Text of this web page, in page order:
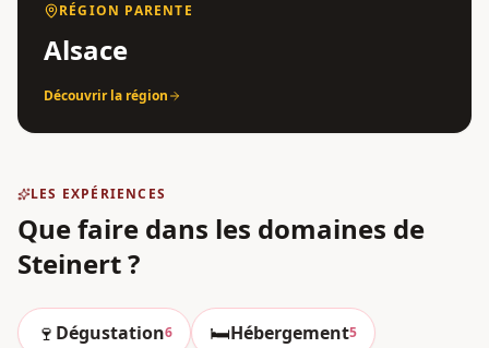
RÉGION PARENTE
Alsace
Découvrir la région
LES EXPÉRIENCES
Que faire dans les domaines de
Steinert?
🍷 Dégustation6 🛏️Hébergement5